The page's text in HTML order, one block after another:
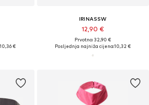
10,36 €
IRINASSW
12,90 €
Prvotno: 32,90 €
Posljednja najniža cijena:10,32 €